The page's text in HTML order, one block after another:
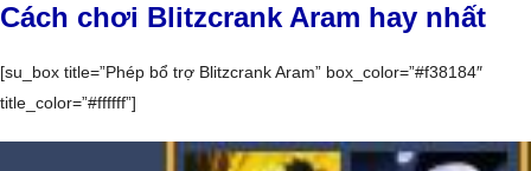
Cách chơi Blitzcrank Aram hay nhất
[su_box title=”Phép bổ trợ Blitzcrank Aram” box_color=”#f38184″
title_color=”#ffffff”]